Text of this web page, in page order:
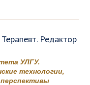
Редактор
УЛГУ.
технологии,